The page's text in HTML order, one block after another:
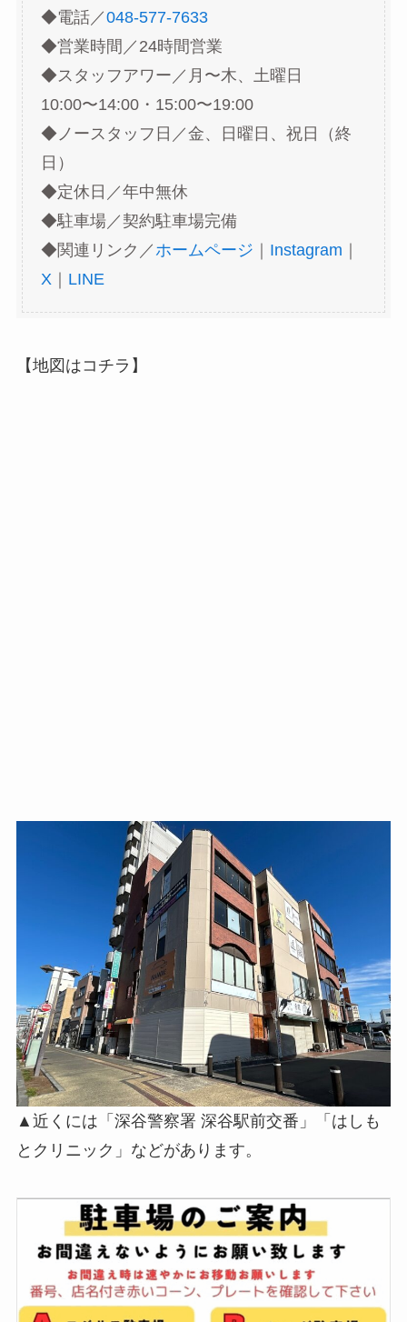
◆電話／048-577-7633
◆営業時間／24時間営業
◆スタッフアワー／月〜木、土曜日
10:00〜14:00・15:00〜19:00
◆ノースタッフ日／金、日曜日、祝日（終
日）
◆定休日／年中無休
◆駐車場／契約駐車場完備
◆関連リンク／ ホームページ ｜ Instagram ｜
X ｜ LINE
【地図はコチラ】
▲近くには「深谷警察署 深谷駅前交番」「はしも
とクリニック」などがあります。